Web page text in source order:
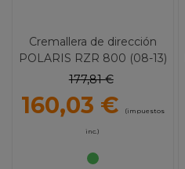
Cremallera de dirección
POLARIS RZR 800 (08-13)
1077
177,81 €
160,03 € (impuestos
inc.)